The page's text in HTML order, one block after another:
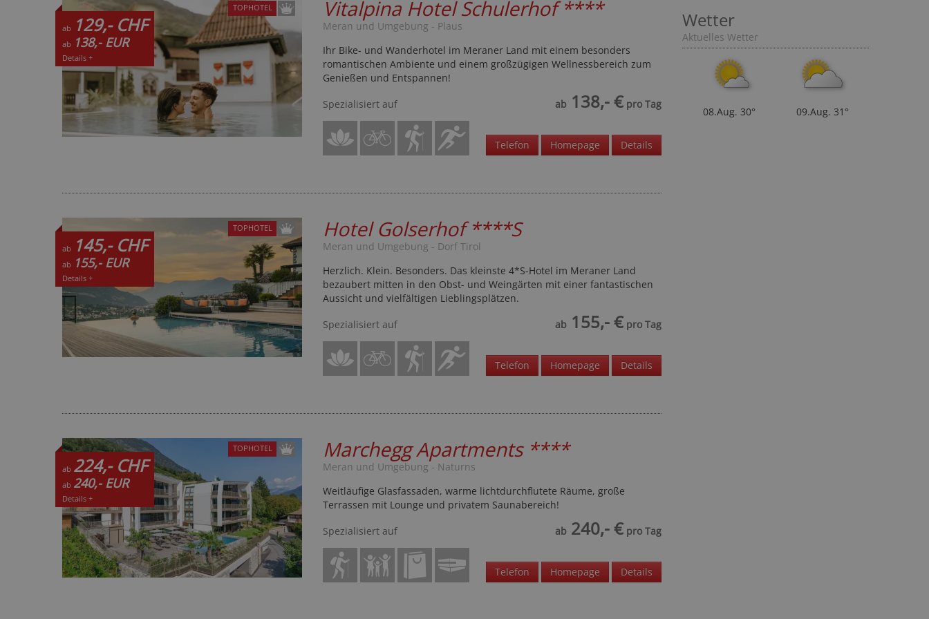
ab 129,- CHF
ab 138,- EUR
Details +
TOPHOTEL Vitalpina Hotel Schulerhof****
Meran und Umgebung - Plaus
Ihr Bike- und Wanderhotel im Meraner Land mit einem besonders
romantischen Ambiente und einem großzügigen Wellnessbereich zum
Genießen und Entspannen!
Spezialisiert auf
ab138,- €pro Tag
Telefon Homepage Details
ab 145,- CHF
ab 155,- EUR
Details +
TOPHOTEL Hotel Golserhof****S
Meran und Umgebung - Dorf Tirol
Herzlich. Klein. Besonders. Das kleinste 4*S-Hotel im Meraner Land
bezaubert mitten in den Obst- und Weingärten mit einer fantastischen
Aussicht und vielfältigen Lieblingsplätzen.
Spezialisiert auf
ab155,- €pro Tag
Telefon Homepage Details
ab 224,- CHF
ab 240,- EUR
Details +
TOPHOTEL Marchegg Apartments ****
Meran und Umgebung - Naturns
Weitläufige Glasfassaden, warme lichtdurchflutete Räume, große
Terrassen mit Lounge und privatem Saunabereich!
Spezialisiert auf
ab240,- €pro Tag
Telefon Homepage Details
Wetter
Aktuelles Wetter